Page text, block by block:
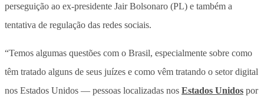
perseguição ao ex-presidente Jair Bolsonaro (PL) e também a
tentativa de regulação das redes sociais.
“Temos algumas questões com o Brasil, especialmente sobre como
têm tratado alguns de seus juízes e como vêm tratando o setor digital
nos Estados Unidos — pessoas localizadas nos Estados Unidos por